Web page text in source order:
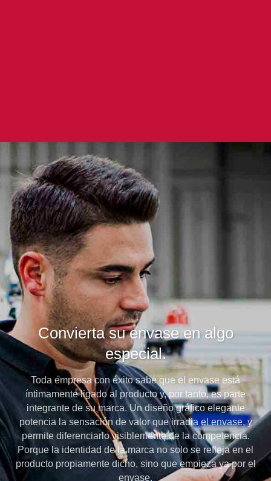
Convierta su envase en algo
especial.
Toda empresa con éxito sabe que el envase está
íntimamente ligado al producto y, por tanto, es parte
integrante de su marca. Un diseño gráfico elegante
potencia la sensación de valor que irradia el envase, y
permite diferenciarlo visiblemente de la competencia.
Porque la identidad de la marca no solo se refleja en el
producto propiamente dicho, sino que empieza ya por el
envase.